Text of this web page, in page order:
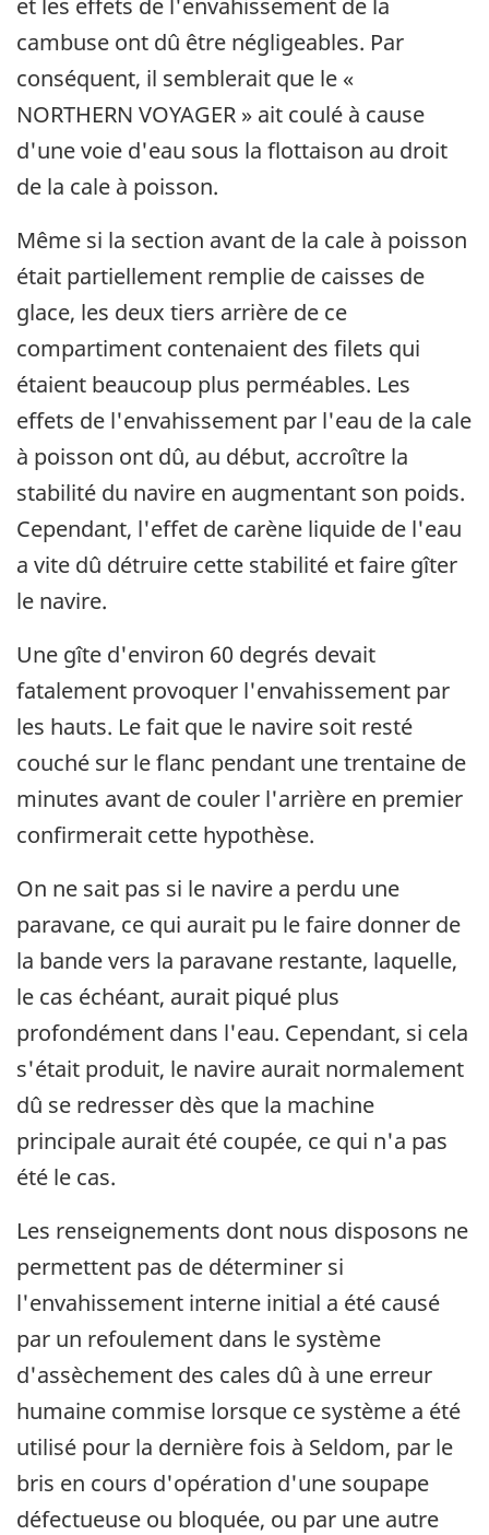
cambuse ont dû être négligeables. Par
conséquent, il semblerait que le «
NORTHERN VOYAGER » ait coulé à cause
d'une voie d'eau sous la flottaison au droit
de la cale à poisson.
Même si la section avant de la cale à poisson
était partiellement remplie de caisses de
glace, les deux tiers arrière de ce
compartiment contenaient des filets qui
étaient beaucoup plus perméables. Les
effets de l'envahissement par l'eau de la cale
à poisson ont dû, au début, accroître la
stabilité du navire en augmentant son poids.
Cependant, l'effet de carène liquide de l'eau
a vite dû détruire cette stabilité et faire gîter
le navire.
Une gîte d'environ 60 degrés devait
fatalement provoquer l'envahissement par
les hauts. Le fait que le navire soit resté
couché sur le flanc pendant une trentaine de
minutes avant de couler l'arrière en premier
confirmerait cette hypothèse.
On ne sait pas si le navire a perdu une
paravane, ce qui aurait pu le faire donner de
la bande vers la paravane restante, laquelle,
le cas échéant, aurait piqué plus
profondément dans l'eau. Cependant, si cela
s'était produit, le navire aurait normalement
dû se redresser dès que la machine
principale aurait été coupée, ce qui n'a pas
été le cas.
Les renseignements dont nous disposons ne
permettent pas de déterminer si
l'envahissement interne initial a été causé
par un refoulement dans le système
d'assèchement des cales dû à une erreur
humaine commise lorsque ce système a été
utilisé pour la dernière fois à Seldom, par le
bris en cours d'opération d'une soupape
défectueuse ou bloquée, ou par une autre